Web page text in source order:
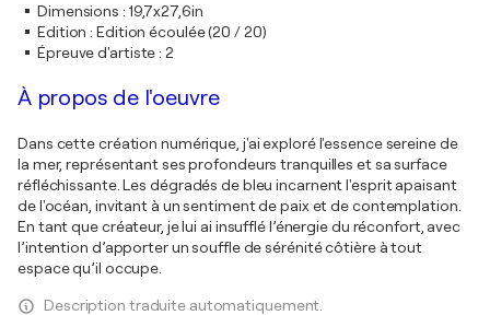
Dimensions : 19,7x27,6in
Edition :Edition écoulée (20 / 20)
Épreuve d'artiste: 2
À propos de l'oeuvre
Dans cette création numérique, j'ai exploré l'essence sereine de
la mer, représentant ses profondeurs tranquilles et sa surface
réfléchissante. Les dégradés de bleu incarnent l'esprit apaisant
de l'océan, invitant à un sentiment de paix et de contemplation.
En tant que créateur, je lui ai insufflé l’énergie du réconfort, avec
l’intention d’apporter un souffle de sérénité côtière à tout
espace qu’il occupe.
Description traduite automatiquement.